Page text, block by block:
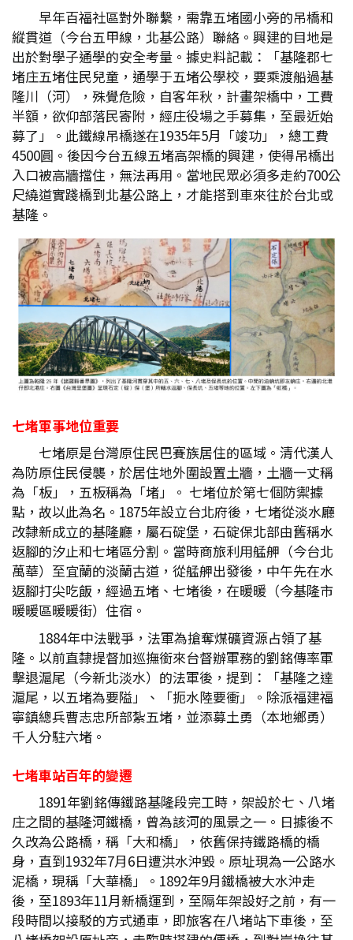
早年百福社區對外聯繫，需靠五堵國小旁的吊橋和
縱貫道（今台五甲線，北基公路）聯絡。興建的目地是
出於對學子通學的安全考量。據史料記載：「基隆郡七
堵庄五堵住民兒童，通學于五堵公學校，要乘渡船過基
隆川（河），殊覺危險，自客年秋，計畫架橋中，工費
半額，欲仰部落民寄附，經庄役場之手募集，至最近始
募了」。此鐵線吊橋遂在1935年5月「竣功」，總工費
4500圓。後因今台五線五堵高架橋的興建，使得吊橋出
入口被高牆擋住，無法再用。當地民眾必須多走約700公
尺繞道實踐橋到北基公路上，才能搭到車來往於台北或
基隆。
七堵軍事地位重要
七堵原是台灣原住民巴賽族居住的區域。清代漢人
為防原住民侵襲，於居住地外圍設置土牆，土牆一丈稱
為「板」，五板稱為「堵」。 七堵位於第七個防禦據
點，故以此為名。1875年設立台北府後，七堵從淡水廳
改隸新成立的基隆廳，屬石碇堡，石碇保北部由舊稱水
返腳的汐止和七堵區分割。當時商旅利用艋舺（今台北
萬華）至宜蘭的淡蘭古道，從艋舺出發後，中午先在水
返腳打尖吃飯，經過五堵、七堵後，在暖暖（今基隆市
暖暖區暖暖街）住宿。
1884年中法戰爭，法軍為搶奪煤礦資源占領了基
隆。以前直隸提督加巡撫銜來台督辦軍務的劉銘傳率軍
擊退滬尾（今新北淡水）的法軍後，提到：「基隆之達
滬尾，以五堵為要隘」、「扼水陸要衝」。除派福建福
寧鎮總兵曹志忠所部紮五堵，並添募土勇（本地鄉勇）
千人分駐六堵。
七堵車站百年的變遷
1891年劉銘傳鐵路基隆段完工時，架設於七、八堵
庄之間的基隆河鐵橋，曾為該河的風景之一。日據後不
久改為公路橋，稱「大和橋」，依舊保持鐵路橋的橋
身，直到1932年7月6日遭洪水沖毀。原址現為一公路水
泥橋，現稱「大華橋」。1892年9月鐵橋被大水沖走
後，至1893年11月新橋運到，至隔年架設好之前，有一
段時間以接駁的方式通車，即旅客在八堵站下車後，至